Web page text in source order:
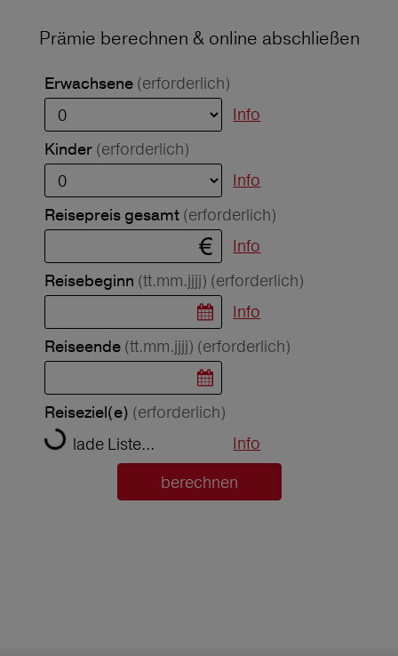
Prämie berechnen & online abschließen
Erwachsene (erforderlich)
Info
Kinder (erforderlich)
Info
Reisepreis gesamt (erforderlich)
Info
Reisebeginn (tt.mm.jjjj) (erforderlich)
Info
Reiseende (tt.mm.jjjj) (erforderlich)
Reiseziel(e) (erforderlich)
lade Liste...
Info
berechnen